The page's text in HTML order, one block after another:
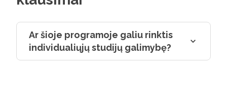
komandoje, bet ir buvo vienas esminių
studentai gali rinktis karjerą tiek
laboratorijose, tiek pramonės įmonėse,
kur poreikis šiuo metu yra didelis,
Ar šioje programoje galiu rinktis
individualiųjų studijų galimybę?